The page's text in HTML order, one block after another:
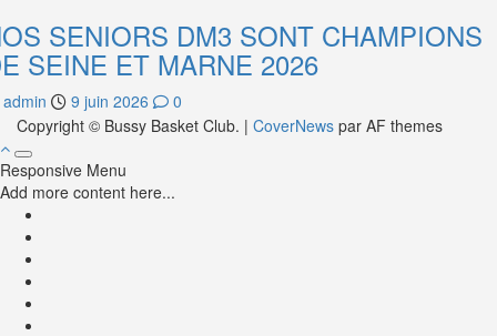
SENIORS DM3 SONT CHAMPIONS
SEINE ET MARNE 2026
admin 9 juin 2026
0
Copyright © Bussy Basket Club. | CoverNews par AF themes
Responsive Menu
Add more content here...